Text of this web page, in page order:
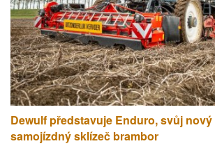
Dewulf představuje Enduro, svůj
samojízdný sklízeč brambor